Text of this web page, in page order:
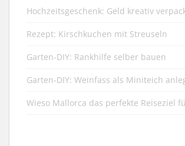
Hochzeitsgeschenk: Geld kreativ
Rezept: Kirschkuchen mit Streuseln
Garten-DIY: Rankhilfe selber bauen
Garten-DIY: Weinfass als Miniteich
Wieso Mallorca das perfekte Reiseziel